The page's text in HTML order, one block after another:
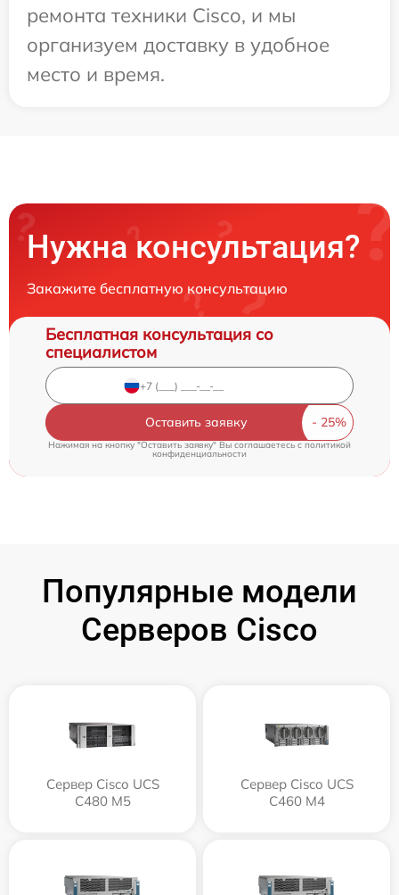
ремонта техники Cisco, и мы
организуем доставку в удобное
место и время.
Нужна консультация?
Закажите бесплатную консультацию
Бесплатная консультация со
специалистом
Оставить заявку
Нажимая на кнопку "Оставить заявку" Вы соглашаетесь c политикой
конфиденциальности
Популярные модели
Серверов Cisco
Сервер Cisco UCS
C480 M5
Сервер Cisco UCS
C460 M4